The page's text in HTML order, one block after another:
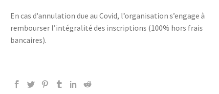
En cas d’annulation due au Covid, l’organisation s’engage à
rembourser l’intégralité des inscriptions (100% hors frais
bancaires).